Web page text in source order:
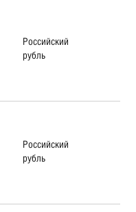
Российский
рубль
Российский
рубль